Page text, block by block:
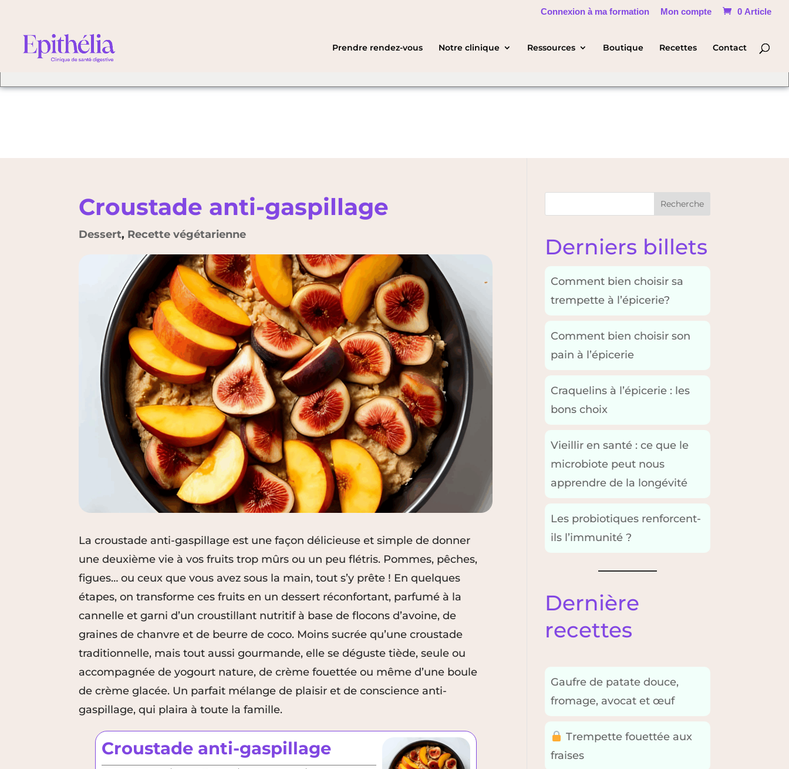
English Change Language
Connexion à ma formation Mon compte 0 Article
Prendre rendez-vous Notre clinique Ressources Boutique Recettes Contact
Croustade anti-gaspillage
Dessert, Recette végétarienne
La croustade anti-gaspillage est une façon délicieuse et simple de donner
une deuxième vie à vos fruits trop mûrs ou un peu flétris. Pommes, pêches,
figues… ou ceux que vous avez sous la main, tout s’y prête ! En quelques
étapes, on transforme ces fruits en un dessert réconfortant, parfumé à la
cannelle et garni d’un croustillant nutritif à base de flocons d’avoine, de
graines de chanvre et de beurre de coco. Moins sucrée qu’une croustade
traditionnelle, mais tout aussi gourmande, elle se déguste tiède, seule ou
accompagnée de yogourt nature, de crème fouettée ou même d’une boule
de crème glacée. Un parfait mélange de plaisir et de conscience anti-
gaspillage, qui plaira à toute la famille.
Croustade anti-gaspillage
Recherche
Derniers billets
Comment bien choisir sa
trempette à l’épicerie?
Comment bien choisir son
pain à l’épicerie
Craquelins à l’épicerie : les
bons choix
Vieillir en santé : ce que le
microbiote peut nous
apprendre de la longévité
Les probiotiques renforcent-
ils l’immunité ?
Dernière
recettes
Gaufre de patate douce,
fromage, avocat et œuf
Trempette fouettée aux
fraises